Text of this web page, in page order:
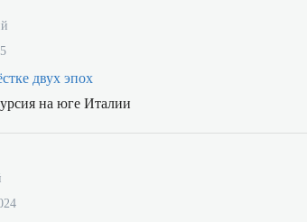
двух эпох
на юге Италии